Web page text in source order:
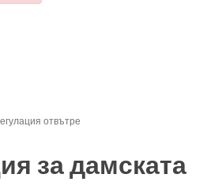
отвътре
за дамската